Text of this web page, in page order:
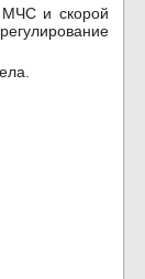
МЧС и скорой